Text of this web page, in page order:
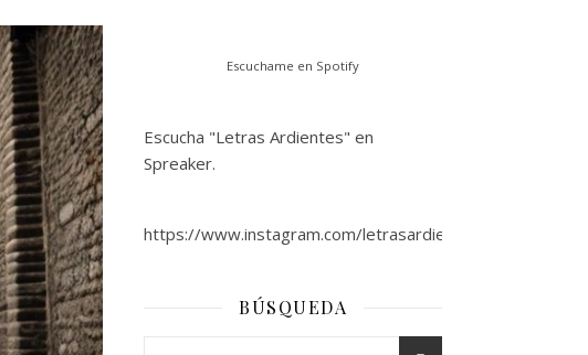
Escuchame en Spotify
Escucha "Letras Ardientes" en
Spreaker.
https://www.instagram.com/letrasardientes/
BÚSQUEDA